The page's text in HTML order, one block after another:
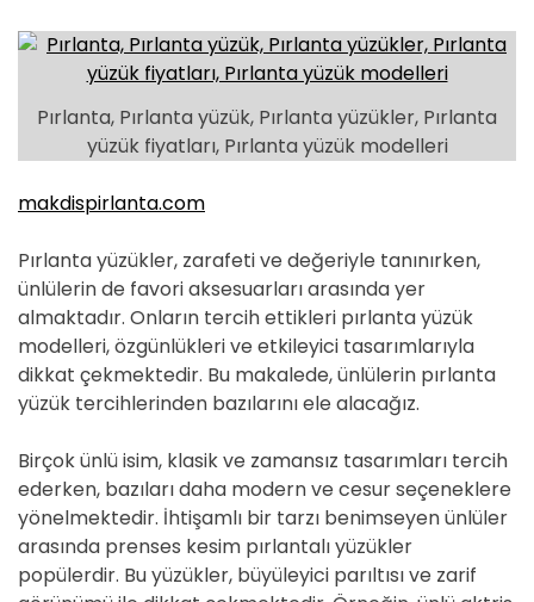
Pırlanta, Pırlanta yüzük, Pırlanta yüzükler, Pırlanta
yüzük fiyatları, Pırlanta yüzük modelleri
makdispirlanta.com
Pırlanta yüzükler, zarafeti ve değeriyle tanınırken,
ünlülerin de favori aksesuarları arasında yer
almaktadır. Onların tercih ettikleri pırlanta yüzük
modelleri, özgünlükleri ve etkileyici tasarımlarıyla
dikkat çekmektedir. Bu makalede, ünlülerin pırlanta
yüzük tercihlerinden bazılarını ele alacağız.
Birçok ünlü isim, klasik ve zamansız tasarımları tercih
ederken, bazıları daha modern ve cesur seçeneklere
yönelmektedir. İhtişamlı bir tarzı benimseyen ünlüler
arasında prenses kesim pırlantalı yüzükler
popülerdir. Bu yüzükler, büyüleyici parıltısı ve zarif